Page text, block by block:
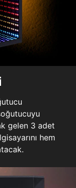
gelen 3 adet
hem